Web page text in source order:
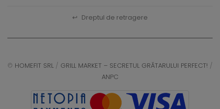
↩ Dreptul de retragere
© HOMEFIT SRL / GRILL MARKET – SECRETUL GRĂTARULUI PERFECT! /
ANPC